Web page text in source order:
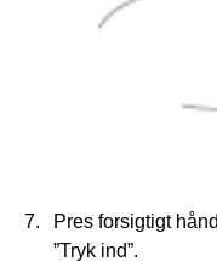
Pres forsigtigt
”Tryk ind”.